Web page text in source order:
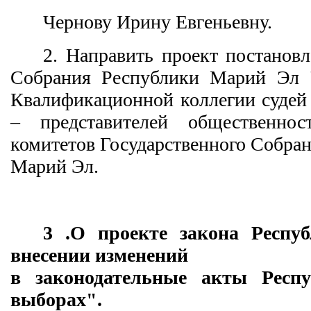
Чернову Ирину Евгеньевну.
2. Направить проект
Собрания Республики Марий Эл
Квалификационной коллегии
– представителей
комитетов Государственного
Марий Эл.
3 .О проекте закона
внесении изменений
в законодательные акты
выборах".